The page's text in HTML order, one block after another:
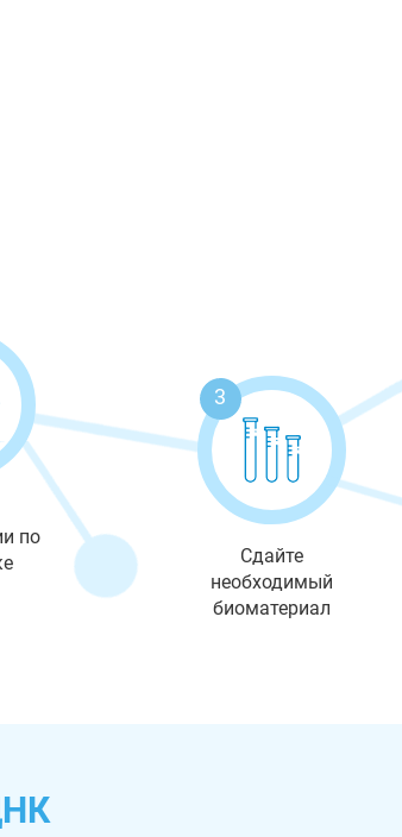
по
3
Сдайте
необходимый
биоматериал